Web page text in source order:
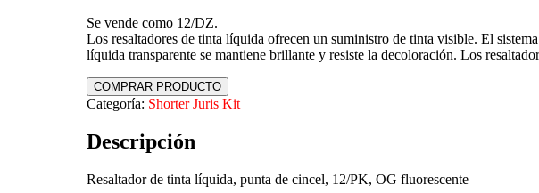
Se vende como 12/DZ.
Los resaltadores de tinta líquida ofrecen un suministro de tinta visible. El
líquida transparente se mantiene brillante y resiste la decoloración. Los
COMPRAR PRODUCTO
Categoría: Shorter Juris Kit
Descripción
Resaltador de tinta líquida, punta de cincel, 12/PK, OG fluorescente